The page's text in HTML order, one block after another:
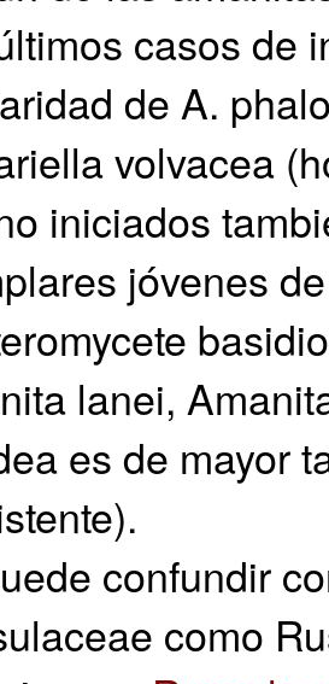
casos de
de A.
volvacea
iniciados
jóvenes
lanei,
es de mayor
confundir
como